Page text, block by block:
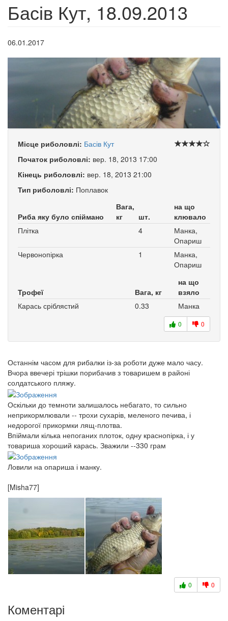
Басів Кут, 18.09.2013
06.01.2017
Місце риболовлі: Басів Кут
Початок риболовлі: вер. 18, 2013 17:00
Кінець риболовлі: вер. 18, 2013 21:00
Тип риболовлі: Поплавок
Риба яку було спіймано
Вага,
кг
шт.
на що
клювало
Плітка
4
Манка,
Опариш
Червонопірка
1
Манка,
Опариш
Трофеї Вага, кг
на що
взяло
Карась сріблястий
0.33 Манка
0 0
Останнім часом для рибалки із-за роботи дуже мало часу.
Вчора ввечері трішки порибачив з товаришем в районі
солдатського пляжу.
Оскільки до темноти залишалось небагато, то сильно
неприкормлювали -- трохи сухарів, меленого печива, і
недорогої прикормки лящ-плотва.
Впіймали кілька непоганих плоток, одну краснопірка, і у
товариша хороший карась. Зважили --330 грам
Ловили на опариша і манку.
[Misha77]
0 0
Коментарі